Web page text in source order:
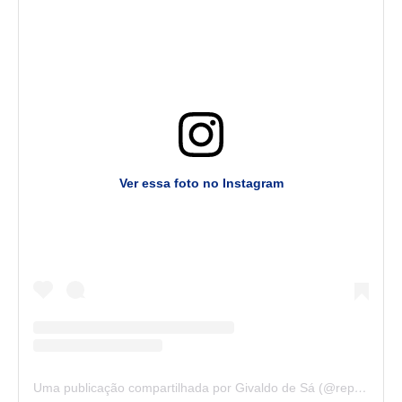
Ver essa foto no Instagram
Uma publicação compartilhada por Givaldo de Sá (@reporter_givaldodesa)